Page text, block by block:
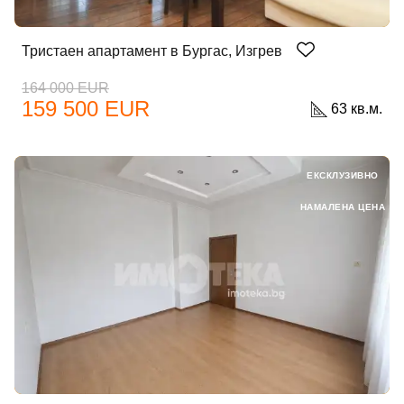
Забравена парола?
Вход като гост
Вход с Google
Вход с Facebook
Тристаен апартамент в Бургас, Изгрев
164 000 EUR
159 500 EUR 63 кв.м.
ЕКСКЛУЗИВНО
НАМАЛЕНА ЦЕНА